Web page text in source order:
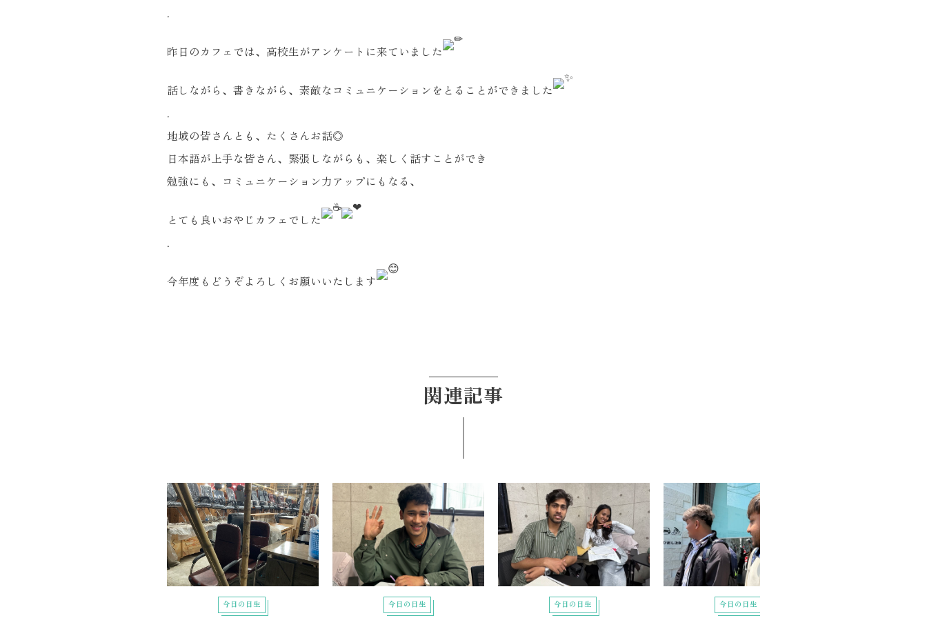
.
昨日のカフェでは、高校生がアンケートに来ていました
話しながら、書きながら、素敵なコミュニケーションをとることができました
.
地域の皆さんとも、たくさんお話◎
日本語が上手な皆さん、緊張しながらも、楽しく話すことができ
勉強にも、コミュニケーション力アップにもなる、
とても良いおやじカフェでした
.
今年度もどうぞよろしくお願いいたします
関連記事
今日の日生 今日の日生 今日の日生 今日の日生